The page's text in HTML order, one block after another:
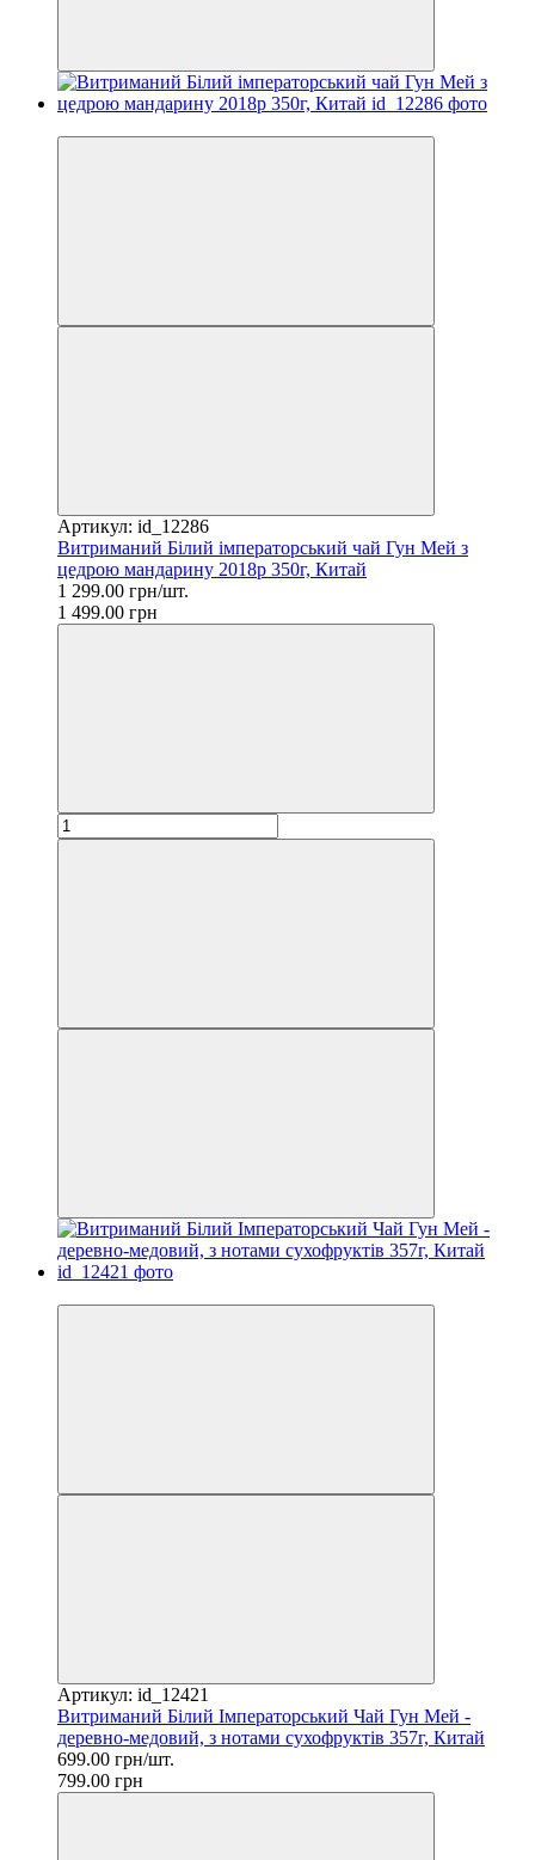
Артикул: id_12286
Витриманий Білий імператорський чай Гун Мей з
цедрою мандарину 2018р 350г, Китай
1 299.00 грн/шт.
1 499.00 грн
Артикул: id_12421
Витриманий Білий Імператорський Чай Гун Мей -
деревно-медовий, з нотами сухофруктів 357г, Китай
699.00 грн/шт.
799.00 грн